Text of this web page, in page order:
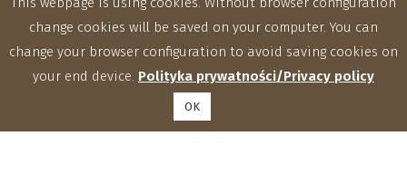
change cookies will be saved on your computer. You can
change your browser configuration to avoid saving cookies on
your end device. Polityka prywatności/Privacy policy
OK